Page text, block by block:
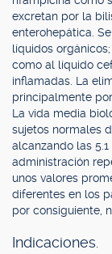
excretan por la
enterohepática.
líquidos
como al líquido
inflamadas. La
principalmente
La vida media
sujetos normales
alcanzando las
administración
unos valores
diferentes en los
por consiguiente,
Indicaciones.